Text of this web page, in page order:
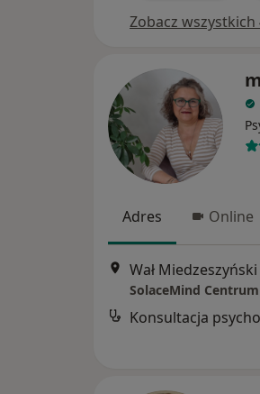
Zobacz
Adres Online
Wał
SolaceMind
Konsultacja